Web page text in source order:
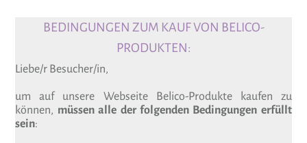
BEDINGUNGEN ZUM KAUF VON BELICO-
PRODUKTEN:
Liebe/r Besucher/in,
um auf unsere Webseite Belico-Produkte kaufen zu
können, müssen alle der folgenden Bedingungen erfüllt
sein: